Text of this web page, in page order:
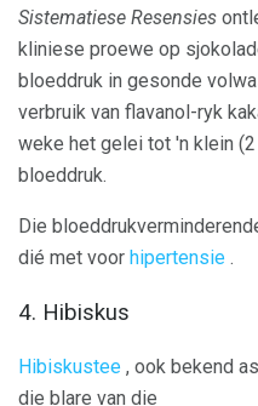
Sistematiese Resensies
kliniese proewe op
bloeddruk in gesonde
verbruik van flavanol-ryk
weke het gelei tot 'n klein
bloeddruk.
Die
dié met voor hipertensie .
4. Hibiskus
Hibiskustee , ook bekend
die blare van die